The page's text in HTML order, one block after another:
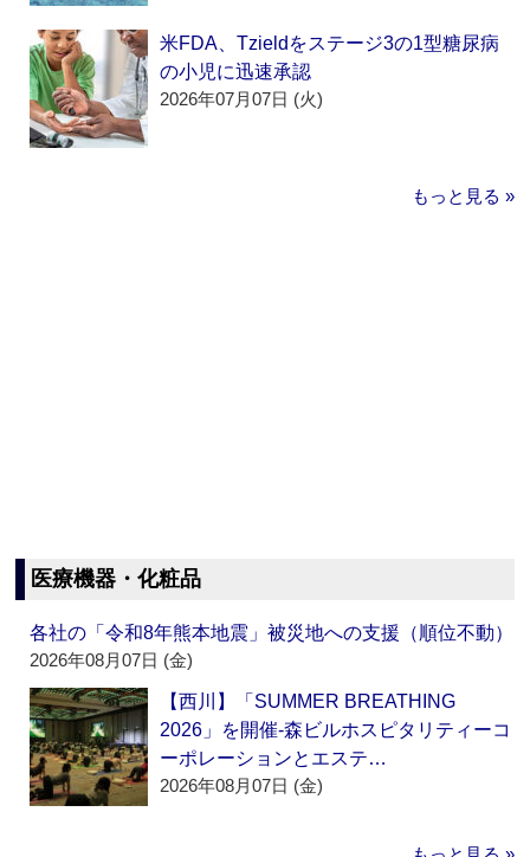
米FDA、Tzieldをステージ3の1型糖尿病
の小児に迅速承認
2026年07月07日 (火)
もっと見る »
医療機器・化粧品
各社の「令和8年熊本地震」被災地への支援（順位不動）
2026年08月07日 (金)
【西川】「SUMMER BREATHING
2026」を開催‐森ビルホスピタリティーコ
ーポレーションとエステ…
2026年08月07日 (金)